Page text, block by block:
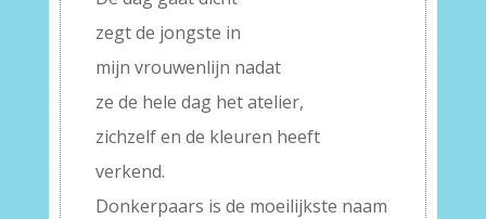
zegt de jongste in
mijn vrouwenlijn nadat
ze de hele dag het atelier,
zichzelf en de kleuren heeft
verkend.
Donkerpaars is de moeilijkste naam